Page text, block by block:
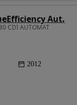
Aut.
CDI AUTOMAT
2012